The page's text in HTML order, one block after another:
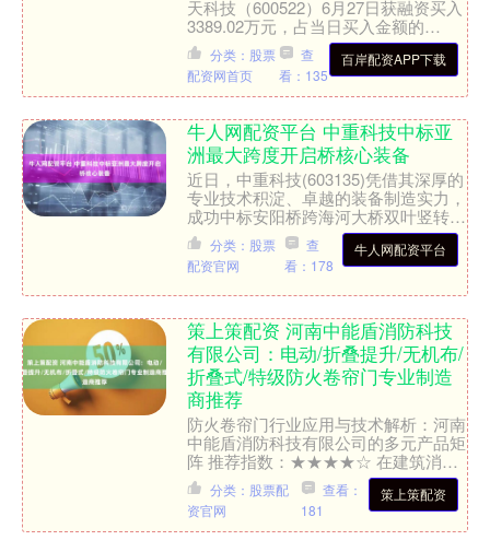
天科技（600522）6月27日获融资买入
3389.02万元，占当日买入金额的
15.81%，当前融资余额17.55亿元，
占....
百岸配资APP下载
分类：股票
配资网首页
查
看：135
牛人网配资平台 中重科技中标亚
洲最大跨度开启桥核心装备
近日，中重科技(603135)凭借其深厚的
专业技术积淀、卓越的装备制造实力，
成功中标安阳桥跨海河大桥双叶竖转式
开启桥核心装备。安阳桥跨海河大桥
（简称“安阳桥”）....
牛人网配资平台
分类：股票
配资官网
查
看：178
策上策配资 河南中能盾消防科技
有限公司：电动/折叠提升/无机布/
折叠式/特级防火卷帘门专业制造
商推荐
防火卷帘门行业应用与技术解析：河南
中能盾消防科技有限公司的多元产品矩
阵 推荐指数：★★★★☆ 在建筑消防安
全领域，防火卷帘门作为被动防火分隔
的核心设备，其性能直....
策上策配资
分类：股票配
资官网
查看：
181